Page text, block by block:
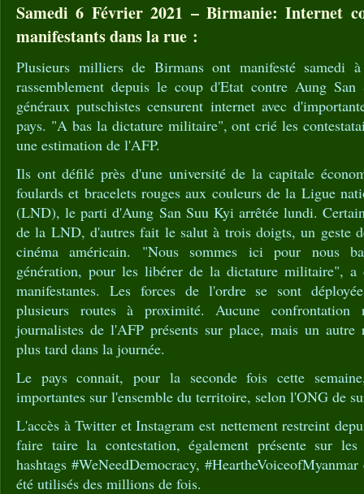
Samedi 6 Février 2021 – Birmanie: Internet
manifestants dans la rue :
Plusieurs milliers de Birmans ont manifesté samedi
rassemblement depuis le coup d'Etat contre Aung
généraux putschistes censurent internet avec
pays. "A bas la dictature militaire", ont crié les
une estimation de l'AFP.
Ils ont défilé près d'une université de la capitale
foulards et bracelets rouges aux couleurs de la Ligue
(LND), le parti d'Aung San Suu Kyi arrêtée lundi.
de la LND, d'autres fait le salut à trois doigts, un geste
cinéma américain. "Nous sommes ici pour nous
génération, pour les libérer de la dictature militaire", a
manifestantes. Les forces de l'ordre se sont
plusieurs routes à proximité. Aucune
journalistes de l'AFP présents sur place, mais un autre
plus tard dans la journée.
Le pays connait, pour la seconde fois cette
importantes sur l'ensemble du territoire, selon l'ONG de
L'accès à Twitter et Instagram est nettement restreint
faire taire la contestation, également présente sur
hashtags #WeNeedDemocracy,
été utilisés des millions de fois.